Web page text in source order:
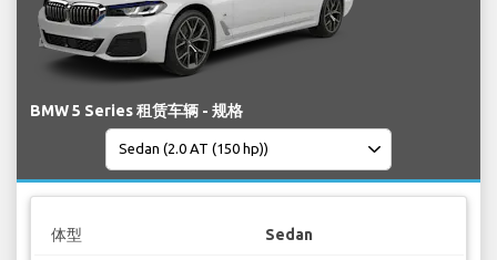
BMW 5 Series 租赁车辆 - 规格
体型 Sedan